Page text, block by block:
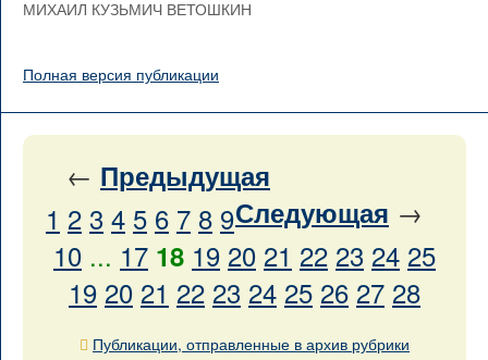
МИХАИЛ КУЗЬМИЧ ВЕТОШКИН
Полная версия публикации
← Предыдущая
Следующая →
1 2 3 4 5 6 7 8 9
10 ... 17 18 19 20 21 22 23 24 25
19 20 21 22 23 24 25 26 27 28
Публикации, отправленные в архив рубрики